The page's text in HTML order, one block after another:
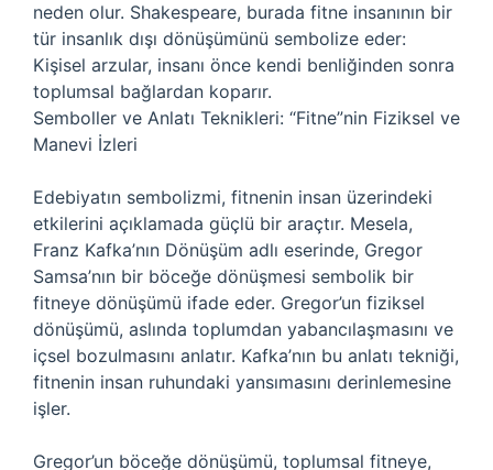
neden olur. Shakespeare, burada fitne insanının bir
tür insanlık dışı dönüşümünü sembolize eder:
Kişisel arzular, insanı önce kendi benliğinden sonra
toplumsal bağlardan koparır.
Semboller ve Anlatı Teknikleri: “Fitne”nin Fiziksel ve
Manevi İzleri
Edebiyatın sembolizmi, fitnenin insan üzerindeki
etkilerini açıklamada güçlü bir araçtır. Mesela,
Franz Kafka’nın Dönüşüm adlı eserinde, Gregor
Samsa’nın bir böceğe dönüşmesi sembolik bir
fitneye dönüşümü ifade eder. Gregor’un fiziksel
dönüşümü, aslında toplumdan yabancılaşmasını ve
içsel bozulmasını anlatır. Kafka’nın bu anlatı tekniği,
fitnenin insan ruhundaki yansımasını derinlemesine
işler.
Gregor’un böceğe dönüşümü, toplumsal fitneye,